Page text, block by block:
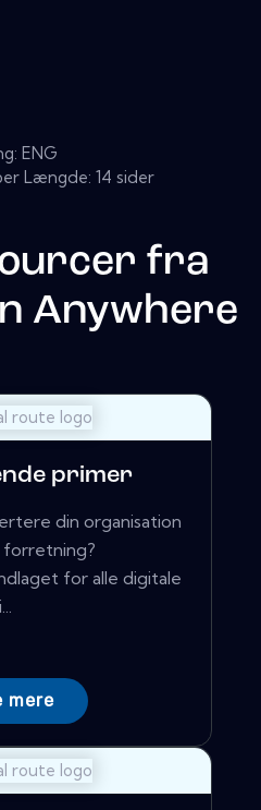
ENG
Længde: 14 sider
fra
Anywhere
primer
din organisation
forretning?
for alle digitale
mere